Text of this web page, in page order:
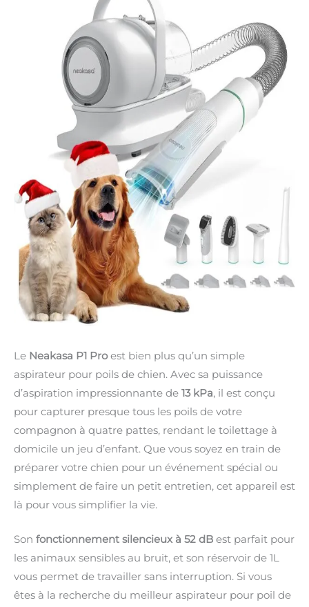
Le Neakasa P1 Proest bien plus qu’un simple
aspirateur pour poils de chien. Avec sa puissance
d’aspiration impressionnante de 13 kPa, il est conçu
pour capturer presque tous les poils de votre
compagnon à quatre pattes, rendant le toilettage à
domicile un jeu d’enfant. Que vous soyez en train de
préparer votre chien pour un événement spécial ou
simplement de faire un petit entretien, cet appareil est
là pour vous simplifier la vie.
Son fonctionnement silencieux à 52 dB est parfait pour
les animaux sensibles au bruit, et son réservoir de 1L
vous permet de travailler sans interruption. Si vous
êtes à la recherche du meilleur aspirateur pour poil de